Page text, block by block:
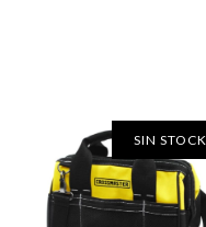
SIN STOCK